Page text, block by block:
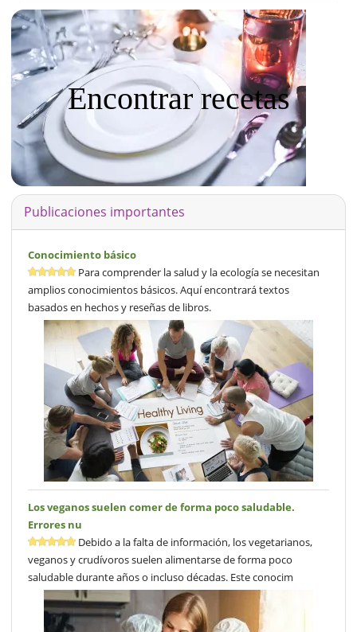
Encontrar recetas
Publicaciones importantes
Conocimiento básico
Para comprender la salud y la ecología se necesitan
amplios conocimientos básicos. Aquí encontrará textos
basados en hechos y reseñas de libros.
Los veganos suelen comer de forma poco saludable.
Errores nu
Debido a la falta de información, los vegetarianos,
veganos y crudívoros suelen alimentarse de forma poco
saludable durante años o incluso décadas. Este conocim